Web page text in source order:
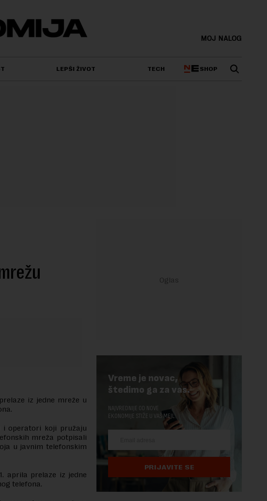
MOJ NALOG
LEPŠI ŽIVOT TECH SHOP
iz jedne mreže u
i operatori koji pružaju
mreža potpisali
u javnim telefonskim
aprila prelaze iz jedne
telefona.
Vreme je novac,
štedimo ga za vas.
NAJVREDNIJE OD NOVE
EKONOMIJE STIŽE U VAŠ MEJL.
PRIJAVITE SE